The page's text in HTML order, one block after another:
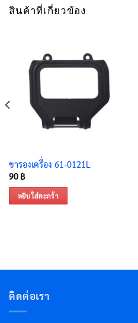
สินค้าที่เกี่ยวข้อง
ขารองเครื่อง 61-0121L
90 ฿
หยิบใส่ตะกร้า
ติดต่อเรา